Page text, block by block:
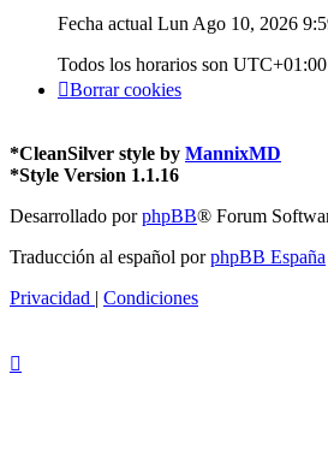
Fecha actual Lun Ago 10, 2026
Todos los horarios son UTC+01:00
Borrar cookies
*CleanSilver style by MannixMD
*Style Version 1.1.16
Desarrollado porphpBB® Forum
Traducción al español porphpBB España
Privacidad | Condiciones